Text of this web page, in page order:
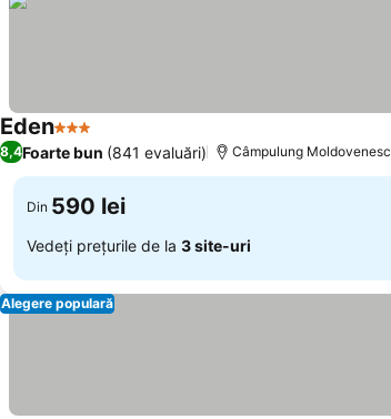
Eden3 Stele
8,4Foarte bun (841 evaluări) Câmpulung Moldovenesc
Din 590 lei
Vedeți prețurile de la 3 site-uri
Alegere populară